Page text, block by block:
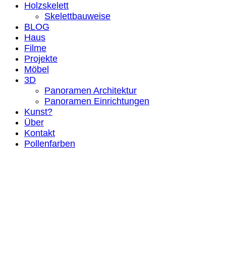
Holzskelett
Skelettbauweise
BLOG
Haus
Filme
Projekte
Möbel
3D
Panoramen Architektur
Panoramen Einrichtungen
Kunst?
Über
Kontakt
Pollenfarben